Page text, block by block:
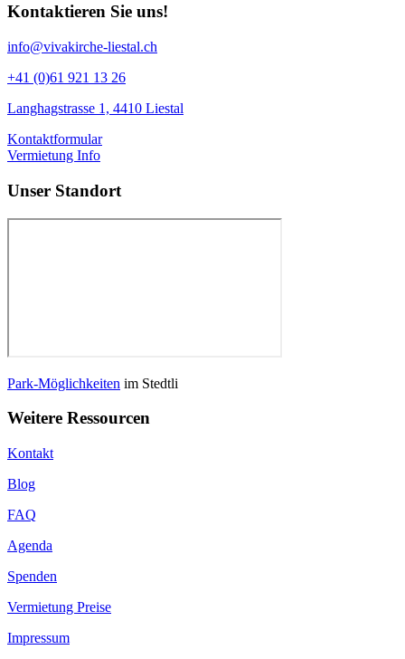
Kontaktieren Sie uns!
info@vivakirche-liestal.ch
+41 (0)61 921 13 26
Langhagstrasse 1, 4410 Liestal
Kontaktformular
Vermietung Info
Unser Standort
Park-Möglichkeiten im Stedtli
Weitere Ressourcen
Kontakt
Blog
FAQ
Agenda
Spenden
Vermietung Preise
Impressum